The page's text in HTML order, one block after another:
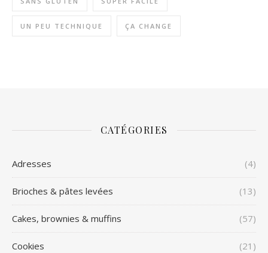
UN PEU TECHNIQUE ÇA CHANGE
CATÉGORIES
Adresses (4)
Brioches & pâtes levées (13)
Cakes, brownies & muffins (57)
Cookies (21)